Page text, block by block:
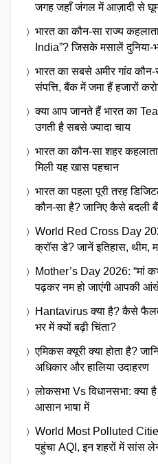
जगह जहाँ जंगल में आज़ादी से
भारत का कौन-सा राज्य
India”? जिसके मसालें दुनिया-
भारत का सबसे अमीर गांव
संपत्ति, बैंक में जमा हैं हजारों
क्या आप जानते हैं भारत का
उगती है सबसे ज्यादा चाय
भारत का कौन-सा शहर
मिली यह खास पहचान
भारत का पहला पूरी तरह
कौन-सा है? जानिए कैसे बदली
World Red Cross Day
क्रॉस डे? जानें इतिहास, थीम,
Mother’s Day 2026: “मां
पढ़कर नम हो जाएंगी आपकी
Hantavirus क्या है? कैसे
भर में क्यों बढ़ी चिंता?
एमिकस क्यूरी क्या होता है?
अधिकार और हालिया उदाहरण
लोकसभा Vs विधानसभा: क्या
आसान भाषा में
World Most Polluted
पहुंचा AQI, इन शहरों में सांस